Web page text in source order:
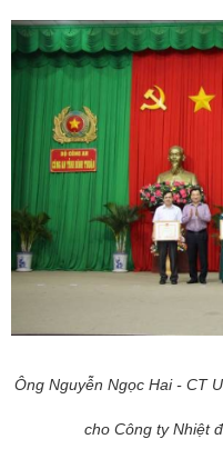
Ông Nguyễn Ngọc Hai - CT
cho Công ty Nhiệt